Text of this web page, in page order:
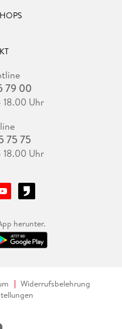
79 00
18.00 Uhr
75 75
18.00 Uhr
herunter.
Widerrufsbelehrung